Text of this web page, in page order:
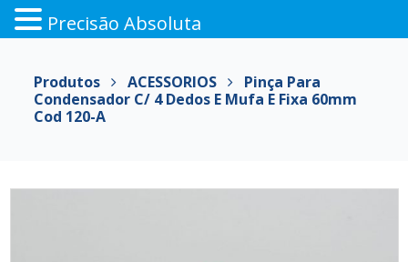
para
conteúdo
Produtos ACESSORIOS
Pinça Para
Condensador C/ 4 Dedos E Mufa E Fixa 60mm
Cod 120-A
Precisão Absoluta